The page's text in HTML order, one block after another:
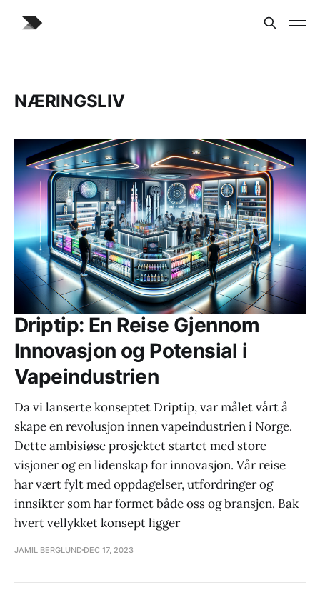
NÆRINGSLIV
Driptip: En Reise Gjennom
Innovasjon og Potensial i
Vapeindustrien
Da vi lanserte konseptet Driptip, var målet vårt å
skape en revolusjon innen vapeindustrien i Norge.
Dette ambisiøse prosjektet startet med store
visjoner og en lidenskap for innovasjon. Vår reise
har vært fylt med oppdagelser, utfordringer og
innsikter som har formet både oss og bransjen. Bak
hvert vellykket konsept ligger
JAMIL BERGLUND DEC 17, 2023